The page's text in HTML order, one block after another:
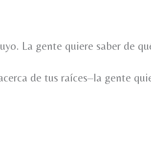
La gente quiere saber de
de tus raíces–la gente